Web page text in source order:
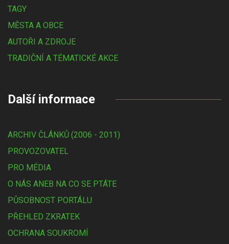
TAGY
MĚSTA A OBCE
AUTOŘI A ZDROJE
TRADIČNÍ A TÉMATICKÉ AKCE
Další informace
ARCHIV ČLÁNKŮ (2006 - 2011)
PROVOZOVATEL
PRO MÉDIA
O NÁS ANEB NA CO SE PTÁTE
PŮSOBNOST PORTÁLU
PŘEHLED ZKRATEK
OCHRANA SOUKROMÍ